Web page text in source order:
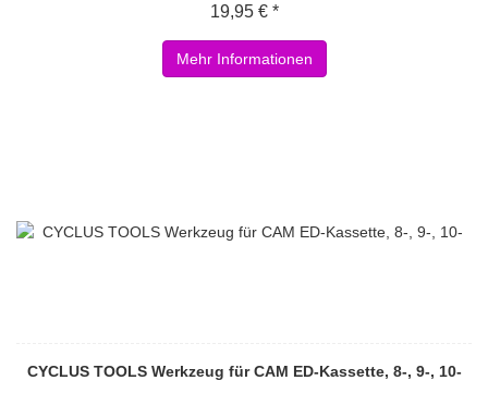
19,95 € *
Mehr Informationen
CYCLUS TOOLS Werkzeug für CAM ED-Kassette, 8-, 9-, 10-